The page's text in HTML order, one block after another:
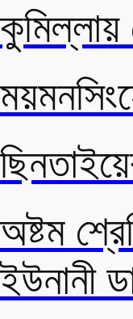
কুমিল্লায়
অষ্টম
ইউনানী